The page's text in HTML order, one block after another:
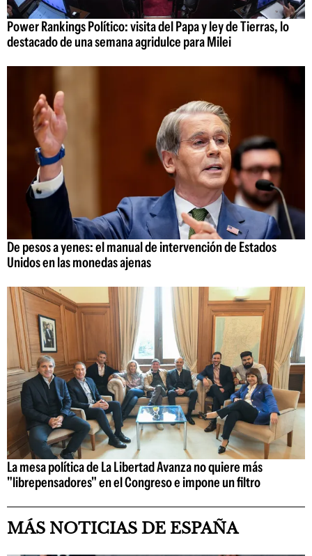
Power Rankings Político: visita del Papa y ley de Tierras, lo
destacado de una semana agridulce para Milei
De pesos a yenes: el manual de intervención de Estados
Unidos en las monedas ajenas
La mesa política de La Libertad Avanza no quiere más
"librepensadores" en el Congreso e impone un filtro
MÁS NOTICIAS DE ESPAÑA